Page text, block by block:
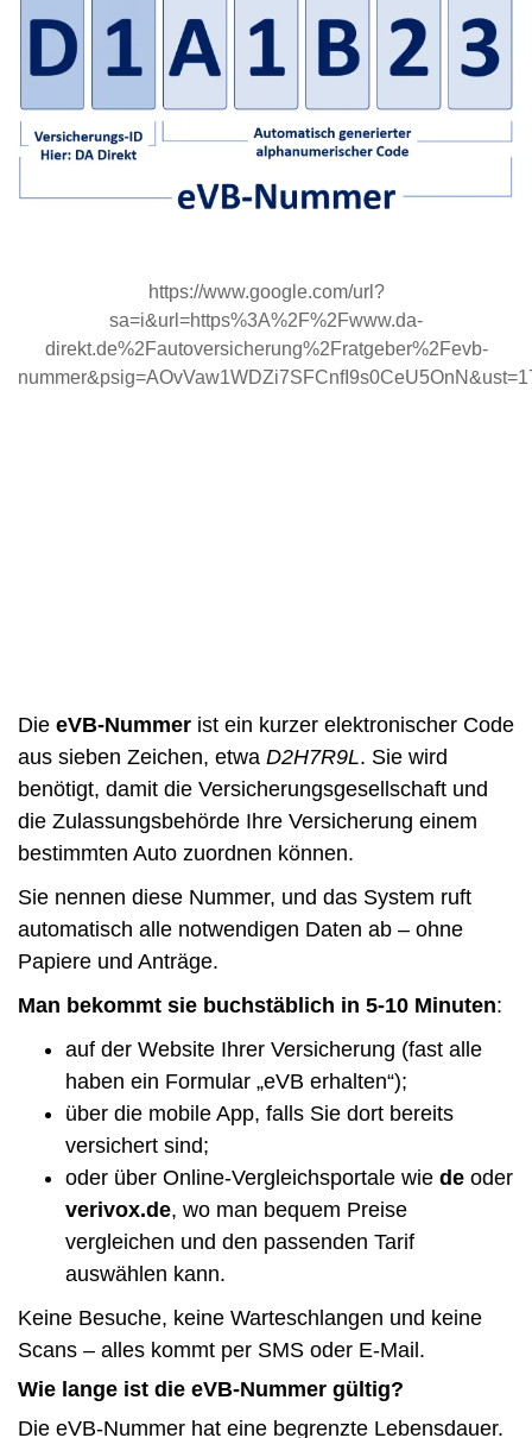
https://www.google.com/url?
sa=i&url=https%3A%2F%2Fwww.da-
direkt.de%2Fautoversicherung%2Fratgeber%2Fevb-
Die eVB-Nummer ist ein kurzer elektronischer Code
aus sieben Zeichen, etwa D2H7R9L. Sie wird
benötigt, damit die Versicherungsgesellschaft und
die Zulassungsbehörde Ihre Versicherung einem
bestimmten Auto zuordnen können.
Sie nennen diese Nummer, und das System ruft
automatisch alle notwendigen Daten ab – ohne
Papiere und Anträge.
Man bekommt sie buchstäblich in 5-10 Minuten:
auf der Website Ihrer Versicherung (fast alle
haben ein Formular „eVB erhalten“);
über die mobile App, falls Sie dort bereits
versichert sind;
oder über Online-Vergleichsportale wie de oder
verivox.de, wo man bequem Preise
vergleichen und den passenden Tarif
auswählen kann.
Keine Besuche, keine Warteschlangen und keine
Scans – alles kommt per SMS oder E-Mail.
Wie lange ist die eVB-Nummer gültig?
Die eVB-Nummer hat eine begrenzte Lebensdauer.